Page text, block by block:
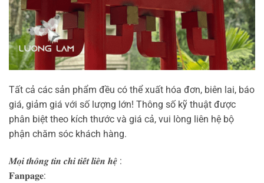
Tất cả các sản phẩm đều có thể xuất hóa đơn, biên lai, báo
giá, giảm giá với số lượng lớn! Thông số kỹ thuật được
phân biệt theo kích thước và giá cả, vui lòng liên hệ bộ
phận chăm sóc khách hàng.
𝑴𝒐̣𝒊 𝒕𝒉𝒐̂𝒏𝒈 𝒕𝒊𝒏 𝒄𝒉𝒊 𝒕𝒊𝒆̂́𝒕 𝒍𝒊𝒆̂𝒏 𝒉𝒆̣̂ :
𝐅𝐚𝐧𝐩𝐚𝐠𝐞: